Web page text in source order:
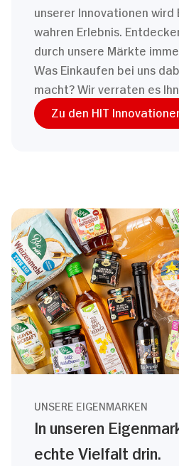
unserer Innovationen wird
wahren Erlebnis.
durch unsere Märkte
Was Einkaufen bei uns
macht? Wir verraten es
Zu den HIT
UNSERE EIGENMARKEN
In unseren
echte Vielfalt drin.